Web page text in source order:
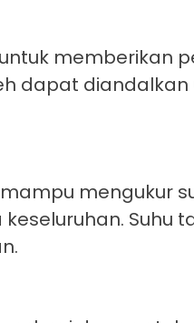
memberikan
dapat
mengukur
Suhu